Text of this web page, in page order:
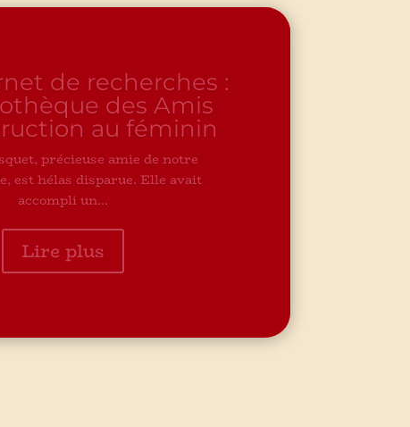
de recherches
populaire
à Dieulefit
bibliothèque populaire à Dieulefit,
fondée par un instituteur...
Lire plus